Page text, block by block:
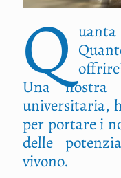
Q uanta
Una nostra
universitaria,
per portare i
delle
vivono.